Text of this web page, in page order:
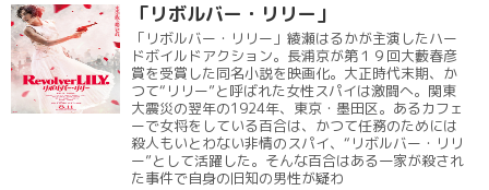
「リボルバー・リリー」
「リボルバー・リリー」綾瀬はるかが主演したハー
ドボイルドアクション。長浦京が第１９回大藪春彦
賞を受賞した同名小説を映画化。大正時代末期、か
つて“リリー”と呼ばれた女性スパイは激闘へ。関東
大震災の翌年の1924年、東京・墨田区。あるカフェ
ーで女将をしている百合は、かつて任務のためには
殺人もいとわない非情のスパイ、“リボルバー・リリ
ー”として活躍した。そんな百合はある一家が殺され
た事件で自身の旧知の男性が疑わ